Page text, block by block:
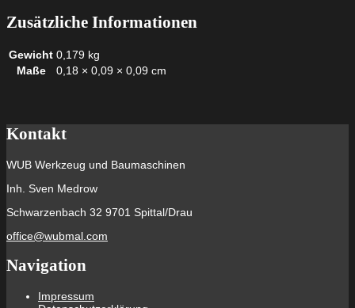
Zusätzliche Informationen
Gewicht 0,179 kg
Maße
0,18 × 0,09 × 0,09 cm
Kontakt
WUB Werkzeug und Baumaschinen
Inh. Sven Medrow
Schwarzenbach 32 9701 Spittal/Drau
office@wubmal.com
Navigation
Impressum